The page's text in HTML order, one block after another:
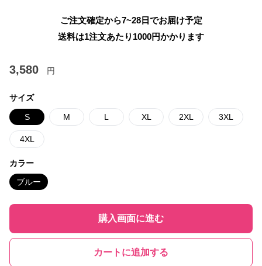
ご注文確定から7~28日でお届け予定
送料は1注文あたり 1000円かかります
3,580 円
サイズ
S M L XL 2XL 3XL
4XL
カラー
ブルー
購入画面に進む
カートに追加する